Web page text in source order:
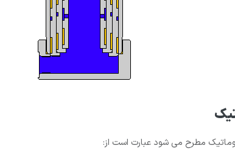
مطرح می شود عبارت است از: